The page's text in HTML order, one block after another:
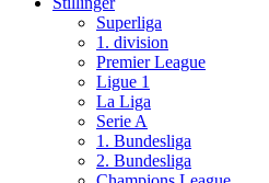
Superliga
1. division
Premier League
Ligue 1
La Liga
Serie A
1. Bundesliga
2. Bundesliga